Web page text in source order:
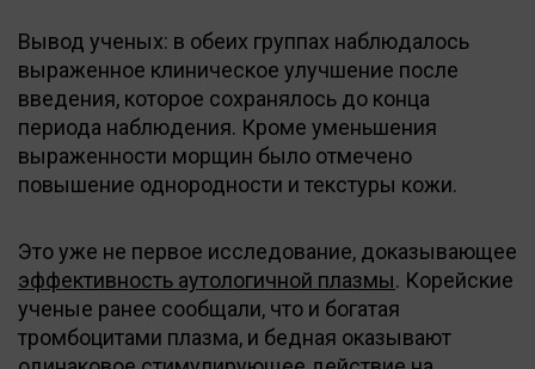
Вывод ученых: в обеих группах наблюдалось
выраженное клиническое улучшение после
введения, которое сохранялось до конца
периода наблюдения. Кроме уменьшения
выраженности морщин было отмечено
повышение однородности и текстуры кожи.
Это уже не первое исследование, доказывающее
эффективность аутологичной плазмы. Корейские
ученые ранее сообщали, что и богатая
тромбоцитами плазма, и бедная оказывают